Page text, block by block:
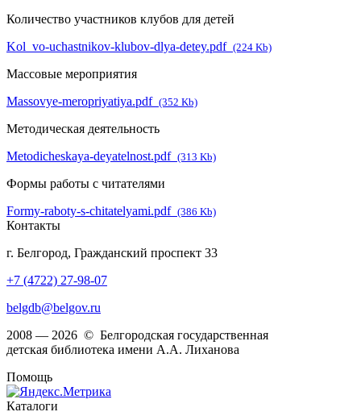
Количество участников клубов для детей
Kol_vo-uchastnikov-klubov-dlya-detey.pdf (224 Kb)
Массовые мероприятия
Massovye-meropriyatiya.pdf (352 Kb)
Методическая деятельность
Metodicheskaya-deyatelnost.pdf (313 Kb)
Формы работы с читателями
Formy-raboty-s-chitatelyami.pdf (386 Kb)
Контакты
г. Белгород, Гражданский проспект 33
+7 (4722) 27-98-07
belgdb@belgov.ru
2008 — 2026 © Белгородская государственная
детская библиотека имени А.А. Лиханова
Помощь
Каталоги